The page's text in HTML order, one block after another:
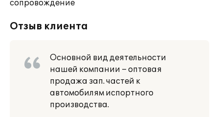
сопровождение
Отзыв клиента
Основной вид деятельности
нашей компании – оптовая
продажа зап. частей к
автомобилям испортного
производства.